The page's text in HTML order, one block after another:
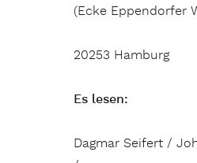
(Ecke Eppendorfer
20253 Hamburg
Es lesen:
Dagmar Seifert /